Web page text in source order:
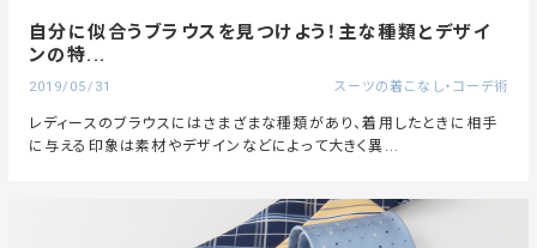
自分に似合うブラウスを見つけよう！主な種類とデザイ
ンの特...
2019/05/31 スーツの着こなし・コーデ術
レディースのブラウスにはさまざまな種類があり、着用したときに相手
に与える印象は素材やデザインなどによって大きく異...